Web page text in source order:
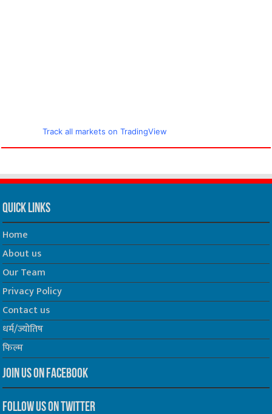
Track all markets on TradingView
Quick Links
Home
About us
Our Team
Privacy Policy
Contact us
धर्म/ज्योतिष
फिल्म
Join us on Facebook
Follow us on Twitter